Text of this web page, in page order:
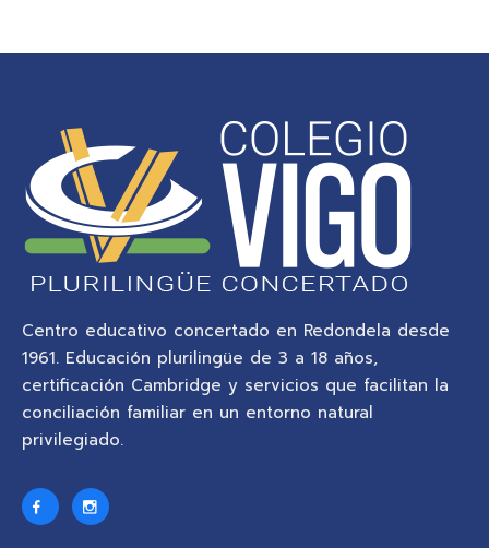
Centro educativo concertado en Redondela desde
1961. Educación plurilingüe de 3 a 18 años,
certificación Cambridge y servicios que facilitan la
conciliación familiar en un entorno natural
privilegiado.